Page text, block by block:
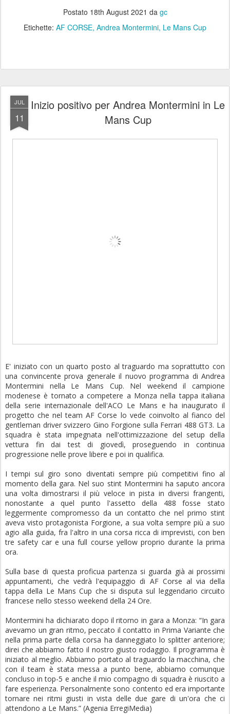
Postato 18th August 2021 da gc
Etichette: AF CORSE Andrea Montermini Le Mans Cup
JUL
11
Inizio positivo per Andrea Montermini in Le
Mans Cup
E' iniziato con un quarto posto al traguardo ma soprattutto con
una convincente prova generale il nuovo programma di Andrea
Montermini nella Le Mans Cup. Nel weekend il campione
modenese è tornato a competere a Monza nella tappa italiana
della serie internazionale dell'ACO Le Mans e ha inaugurato il
progetto che nel team AF Corse lo vede coinvolto al fianco del
gentleman driver svizzero Gino Forgione sulla Ferrari 488 GT3. La
squadra è stata impegnata nell'ottimizzazione del setup della
vettura fin dai test di giovedì, proseguendo in continua
progressione nelle prove libere e poi in qualifica.
I tempi sul giro sono diventati sempre più competitivi fino al
momento della gara. Nel suo stint Montermini ha saputo ancora
una volta dimostrarsi il più veloce in pista in diversi frangenti,
nonostante a quel punto l'assetto della 488 fosse stato
leggermente compromesso da un contatto che nel primo stint
aveva visto protagonista Forgione, a sua volta sempre più a suo
agio alla guida, fra l'altro in una corsa ricca di imprevisti, con ben
tre safety car e una full course yellow proprio durante la prima
ora.
Sulla base di questa proficua partenza si guarda già ai prossimi
appuntamenti, che vedrà l'equipaggio di AF Corse al via della
tappa della Le Mans Cup che si disputa sul leggendario circuito
francese nello stesso weekend della 24 Ore.
Montermini ha dichiarato dopo il ritorno in gara a Monza: “In gara
avevamo un gran ritmo, peccato il contatto in Prima Variante che
nella prima parte della corsa ha danneggiato lo splitter anteriore;
direi che abbiamo fatto il nostro giusto rodaggio. Il programma è
iniziato al meglio. Abbiamo portato al traguardo la macchina, che
con il team è stata messa a punto bene, abbiamo comunque
concluso in top-5 e anche il mio compagno di squadra è riuscito a
fare esperienza. Personalmente sono contento ed era importante
tornare nei ritmi giusti in vista delle due gare di un'ora che ci
attendono a Le Mans.” (Agenia ErregiMedia)